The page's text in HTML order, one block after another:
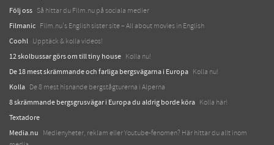
Följ oss Så hittar du Film.nu på sociala medier
Filmanic Film.nu's English sister site – All about movies in English
Coohl Upptäck & kolla videos!
12 skolbussar görs om till tiny house Kolla nu!
De 18 mest skrämmande och farliga bergsvägarna i Europa Kolla nu!
Kolla De 8 mest hisnande bergstågturerna i Alperna
8 skrämmande bergsgrusvägar i Europa du aldrig borde köra Kolla här!
Textadore
Media.nu
Medienyheter, reklam eller Youtube-fenomen? Här hittar du allt inom